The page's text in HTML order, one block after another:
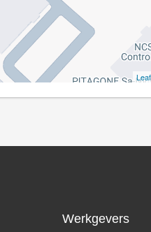
Werkgevers